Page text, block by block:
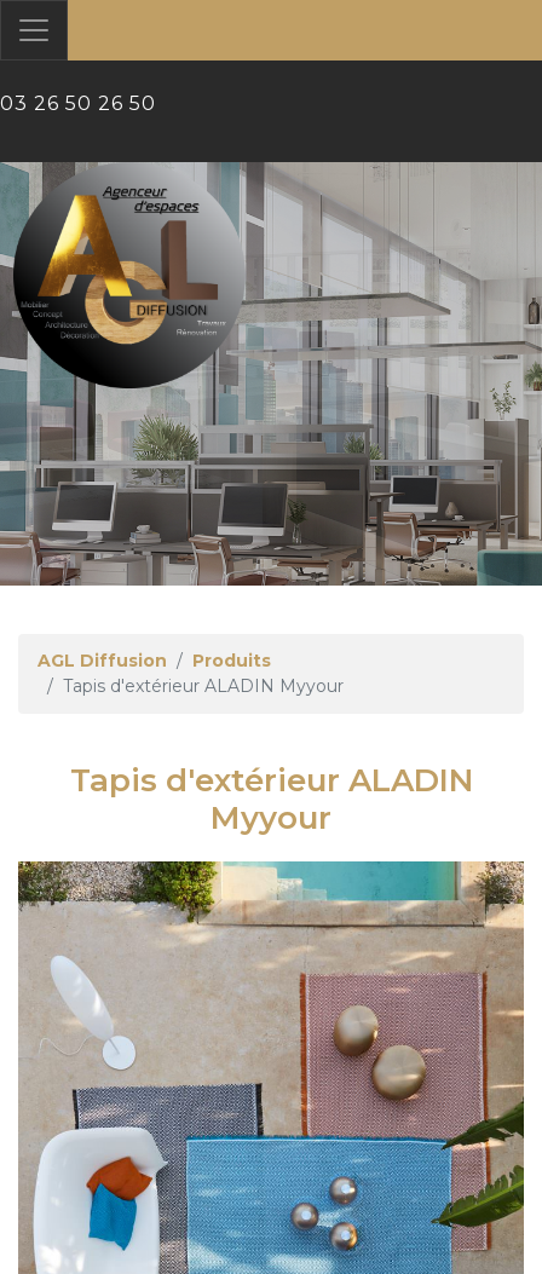
?>
03 26 50 26 50
AGL Diffusion
Produits
Tapis d'extérieur ALADIN Myyour
Tapis d'extérieur ALADIN
Myyour